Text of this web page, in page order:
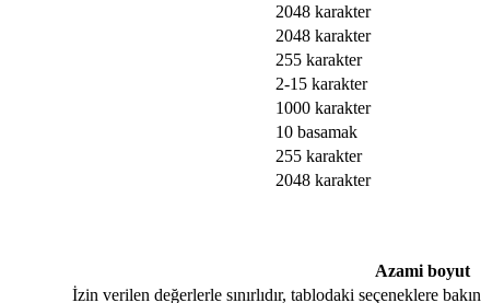
2048 karakter
2048 karakter
255 karakter
2-15 karakter
1000 karakter
10 basamak
255 karakter
2048 karakter
Azami boyut
İzin verilen değerlerle sınırlıdır, tablodaki seçeneklere bakın